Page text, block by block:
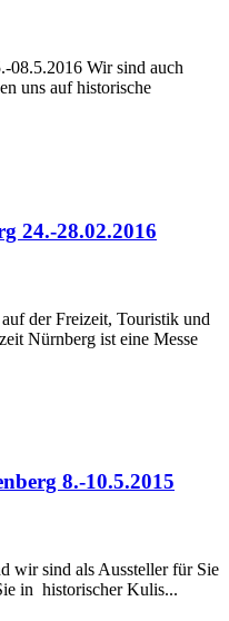
08.5.2016 Wir sind auch
uns auf historische
24.-28.02.2016
der Freizeit, Touristik und
Nürnberg ist eine Messe
8.-10.5.2015
wir sind als Aussteller für Sie
in historischer Kulis...